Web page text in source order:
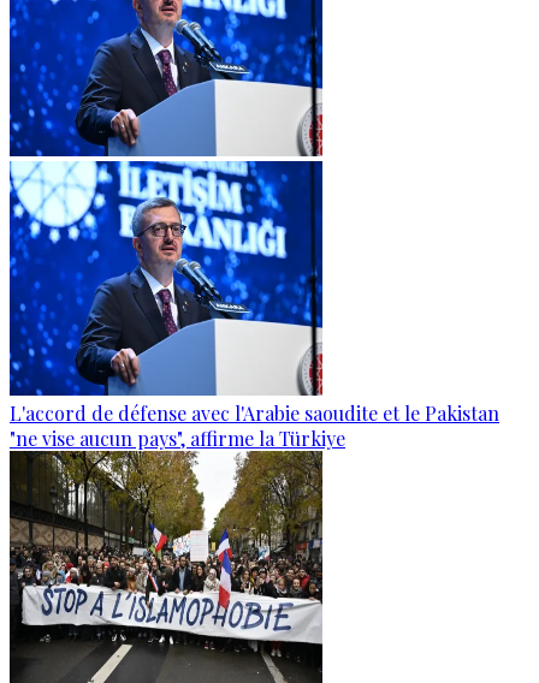
L'accord de défense avec l'Arabie saoudite et le Pakistan
"ne vise aucun pays", affirme la Türkiye